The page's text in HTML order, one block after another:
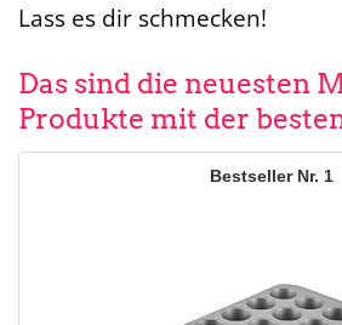
Lass es dir schmecken!
Das sind die neuesten
Produkte mit der
1